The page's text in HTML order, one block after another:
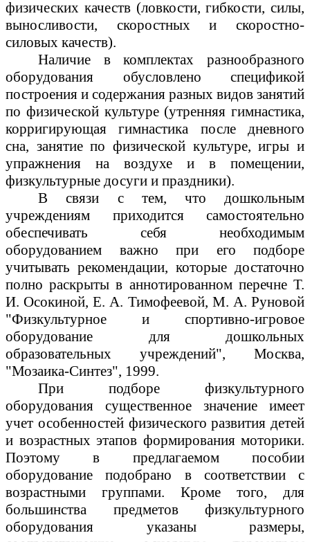
физических качеств (ловкости, гибкости, силы,
выносливости, скоростных и скоростно-
силовых качеств).
Наличие в комплектах разнообразного
оборудования обусловлено спецификой
построения и содержания разных видов занятий
по физической культуре (утренняя гимнастика,
корригирующая гимнастика после дневного
сна, занятие по физической культуре, игры и
упражнения на воздухе и в помещении,
физкультурные досуги и праздники).
В связи с тем, что дошкольным
учреждениям приходится самостоятельно
обеспечивать себя необходимым
оборудованием важно при его подборе
учитывать рекомендации, которые достаточно
полно раскрыты в аннотированном перечне Т.
И. Осокиной, Е. А. Тимофеевой, М. А. Руновой
"Физкультурное и спортивно-игровое
оборудование для дошкольных
образовательных учреждений", Москва,
"Мозаика-Синтез", 1999.
При подборе физкультурного
оборудования существенное значение имеет
учет особенностей физического развития детей
и возрастных этапов формирования моторики.
Поэтому в предлагаемом пособии
оборудование подобрано в соответствии с
возрастными группами. Кроме того, для
большинства предметов физкультурного
оборудования указаны размеры,